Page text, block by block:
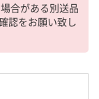
合がある別送品
認をお願い致し